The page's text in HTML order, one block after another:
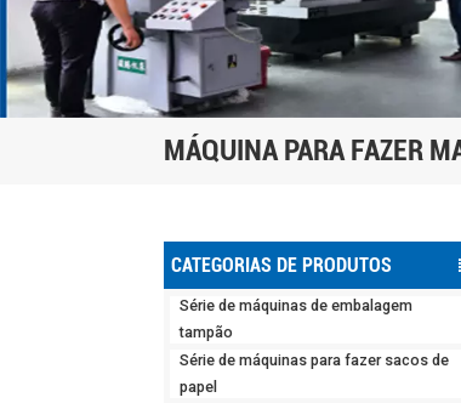
MÁQUINA PARA FAZER
CATEGORIAS DE PRODUTOS
Série de máquinas de embalagem
tampão
Série de máquinas para fazer sacos de
papel